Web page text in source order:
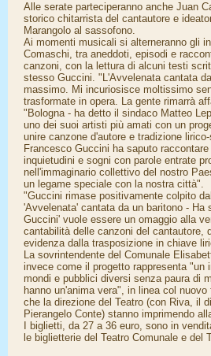
Alle serate parteciperanno anche Juan
storico chitarrista del cantautore e
Marangolo al sassofono.
Ai momenti musicali si alterneranno gli
Comaschi, tra aneddoti, episodi e
canzoni, con la lettura di alcuni testi
stesso Guccini. "L'Avvelenata cantata
massimo. Mi incuriosisce moltissimo
trasformate in opera. La gente rimarrà
"Bologna - ha detto il sindaco Matteo
uno dei suoi artisti più amati con un
unire canzone d'autore e tradizione
Francesco Guccini ha saputo
inquietudini e sogni con parole entrate
nell'immaginario collettivo del nostro
un legame speciale con la nostra città".
"Guccini rimase positivamente colpito
'Avvelenata' cantata da un baritono - Ha
Guccini' vuole essere un omaggio alla
cantabilità delle canzoni del cantautore,
evidenza dalla trasposizione in chiave
La sovrintendente del Comunale
invece come il progetto rappresenta "un
mondi e pubblici diversi senza paura di
hanno un'anima vera", in linea col
che la direzione del Teatro (con Riva, il
Pierangelo Conte) stanno imprimendo
I biglietti, da 27 a 36 euro, sono in
le biglietterie del Teatro Comunale e del